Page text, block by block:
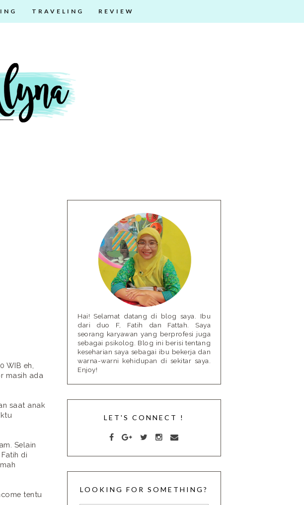
TRAVELING REVIEW
WIB eh,
masih ada
saat anak
Selain
di
tentu
Hai! Selamat datang di blog saya. Ibu
dari duo F, Fatih dan Fattah. Saya
seorang karyawan yang berprofesi juga
sebagai psikolog. Blog ini berisi tentang
keseharian saya sebagai ibu bekerja dan
warna-warni kehidupan di sekitar saya.
Enjoy!
LET'S CONNECT !
LOOKING FOR SOMETHING?